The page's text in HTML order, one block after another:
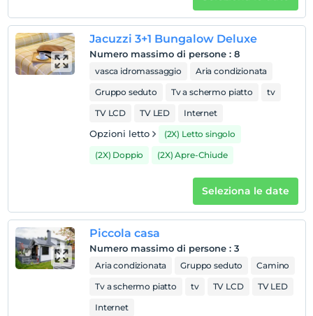
Mostra sulla
mappa
Regole dell'hotel
En erken saat 14:00 ve sonrası
Può ospitare animali domestici fino a 5 kg
fumare
camere non fumatori
figli
Ogni camera è gratuita per un massimo di 1 bambini di
età inferiore a 11 anni
Jacuzzi 3+1 Bungalow Deluxe
Numero massimo di persone : 8
vasca idromassaggio
Aria condizionata
Gruppo seduto
Tv a schermo piatto
tv
TV LCD
TV LED Internet
Opzioni letto
(2X) Letto singolo
(2X) Doppio
(2X) Apre-Chiude
Seleziona le date
Piccola casa
Numero massimo di persone : 3
Aria condizionata Gruppo seduto
Camino
Tv a schermo piatto
tv TV LCD
TV LED
Internet